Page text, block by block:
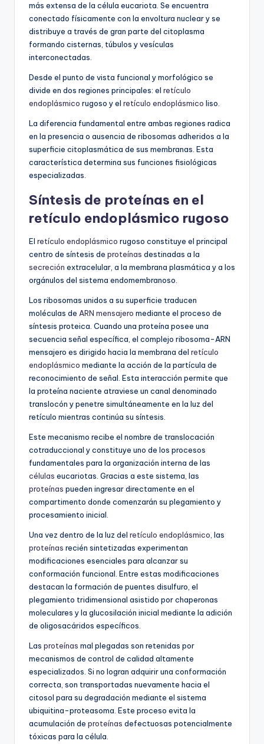
más extensa de la célula eucariota. Se encuentra
conectado físicamente con la envoltura nuclear y se
distribuye a través de gran parte del citoplasma
formando cisternas, túbulos y vesículas
interconectadas.
Desde el punto de vista funcional y morfológico se
divide en dos regiones principales: el retículo
endoplásmico rugoso y el retículo endoplásmico liso.
La diferencia fundamental entre ambas regiones radica
en la presencia o ausencia de ribosomas adheridos a la
superficie citoplasmática de sus membranas. Esta
característica determina sus funciones fisiológicas
especializadas.
Síntesis de proteínas en el
retículo endoplásmico rugoso
El retículo endoplásmico rugoso constituye el principal
centro de síntesis de proteínas destinadas a la
secreción extracelular, a la membrana plasmática y a los
orgánulos del sistema endomembranoso.
Los ribosomas unidos a su superficie traducen
moléculas de ARN mensajero mediante el proceso de
síntesis proteica. Cuando una proteína posee una
secuencia señal específica, el complejo ribosoma-ARN
mensajero es dirigido hacia la membrana del retículo
endoplásmico mediante la acción de la partícula de
reconocimiento de señal. Esta interacción permite que
la proteína naciente atraviese un canal denominado
translocón y penetre simultáneamente en la luz del
retículo mientras continúa su síntesis.
Este mecanismo recibe el nombre de translocación
cotraduccional y constituye uno de los procesos
fundamentales para la organización interna de las
células eucariotas. Gracias a este sistema, las
proteínas pueden ingresar directamente en el
compartimento donde comenzarán su plegamiento y
procesamiento inicial.
Una vez dentro de la luz del retículo endoplásmico , las
proteínas recién sintetizadas experimentan
modificaciones esenciales para alcanzar su
conformación funcional. Entre estas modificaciones
destacan la formación de puentes disulfuro, el
plegamiento tridimensional asistido por chaperonas
moleculares y la glucosilación inicial mediante la adición
de oligosacáridos específicos.
Las proteínas mal plegadas son retenidas por
mecanismos de control de calidad altamente
especializados. Si no logran adquirir una conformación
correcta, son transportadas nuevamente hacia el
citosol para su degradación mediante el sistema
ubiquitina-proteasoma. Este proceso evita la
acumulación de proteínas defectuosas potencialmente
tóxicas para la célula.